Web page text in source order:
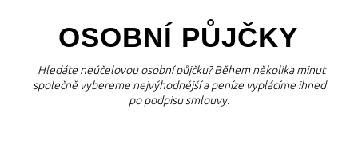
OSOBNÍ PŮJČKY
Hledáte neúčelovou osobní půjčku? Během několika minut
společně vybereme nejvýhodnější a peníze vyplácíme ihned
po podpisu smlouvy.